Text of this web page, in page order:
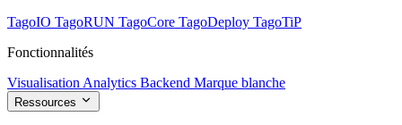
TagoIO TagoRUN TagoCore TagoDeploy TagoTiP
Fonctionnalités
Visualisation Analytics Backend Marque blanche
Ressources